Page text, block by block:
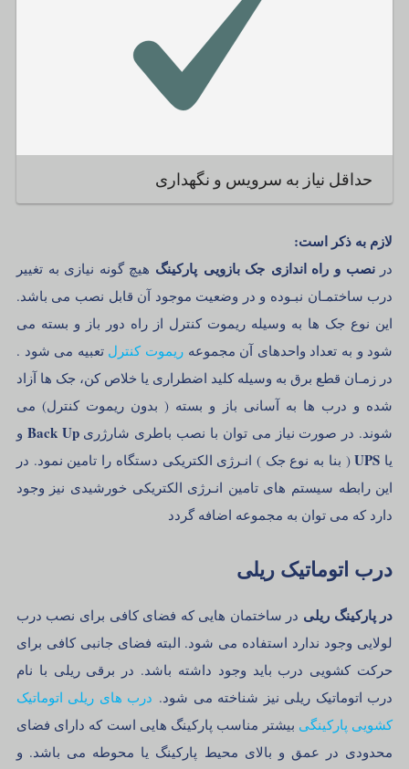
حداقل نیاز به سرویس و نگهداری
لازم به ذکر است:
درنصب و راه اندازی جک بازویی پارکینگ هیچ گونه نیازی به تغییر
درب ساختمـان نبـوده و در وضعیت موجود آن قابل نصب می باشد.
این نوع جک ها به وسیله ریموت کنترل از راه دور باز و بسته می
شود و به تعداد واحدهای آن مجموعهریموت کنترل تعبیه می شود .
در زمـان قطع برق به وسیله کلید اضطراری یا خلاص کن، جک ها آزاد
شده و درب ها به آسانی باز و بسته ( بدون ریموت کنترل) می
شوند. در صورت نیاز می توان با نصب باطری شارژریBack Up و
یا UPS( بنا به نوع جک ) انـرژی الکتریکی دستگاه را تامین نمود. در
این رابطه سیستم های تامین انـرژی الکتریکی خورشیدی نیز وجود
دارد که می توان به مجموعه اضافه گردد
درب اتوماتیک ریلی
در پارکینگ ریلی در ساختمان هایی که فضای کافی برای نصب درب
لولایی وجود ندارد استفاده می شود. البته فضای جانبی کافی برای
حرکت کشویی درب باید وجود داشته باشد. در برقی ریلی با نام
درب اتوماتیک ریلی نیز شناخته می شود. درب های ریلی اتوماتیک
کشویی پارکینگی بیشتر مناسب پارکینگ هایی است که دارای فضای
محدودی در عمق و بالای محیط پارکینگ یا محوطه می باشد. و